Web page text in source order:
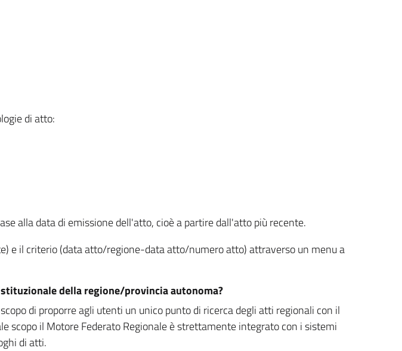
di atto:
alla data di emissione dell'atto, cioè a partire dall'atto più recente.
e il criterio (data atto/regione-data atto/numero atto) attraverso un menu a
della regione/provincia autonoma?
di proporre agli utenti un unico punto di ricerca degli atti regionali con il
il Motore Federato Regionale è strettamente integrato con i sistemi
di atti.